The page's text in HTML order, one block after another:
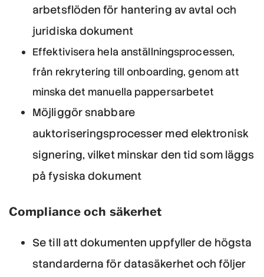
arbetsflöden för hantering av avtal och
juridiska dokument
Effektivisera hela anställningsprocessen,
från rekrytering till onboarding, genom att
minska det manuella pappersarbetet
Möjliggör snabbare
auktoriseringsprocesser med elektronisk
signering, vilket minskar den tid som läggs
på fysiska dokument
Compliance och säkerhet
Se till att dokumenten uppfyller de högsta
standarderna för datasäkerhet och följer